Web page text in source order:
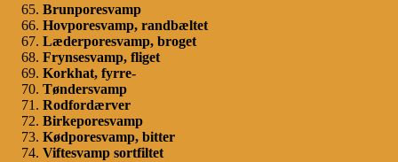
Brunporesvamp
Hovporesvamp, randbæltet
Læderporesvamp, broget
Frynsesvamp, fliget
Korkhat, fyrre-
Tøndersvamp
Rodfordærver
Birkeporesvamp
Kødporesvamp, bitter
Viftesvamp sortfiltet